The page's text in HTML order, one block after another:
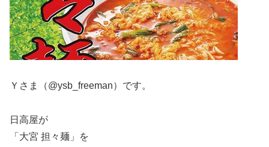
Ｙさま（@ysb_freeman）です。
日高屋が
「大宮 担々麺」を